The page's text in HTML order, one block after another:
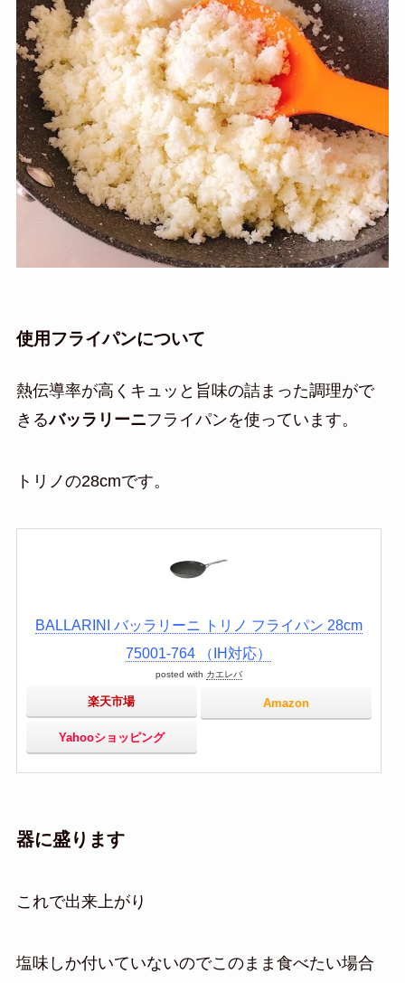
使用フライパンについて
熱伝導率が高くキュッと旨味の詰まった調理がで
きるバッラリーニフライパンを使っています。
トリノの28cmです。
BALLARINI バッラリーニ トリノ フライパン 28cm
75001-764 （IH対応）
posted with カエレバ
楽天市場 Amazon
Yahooショッピング
器に盛ります
これで出来上がり
塩味しか付いていないのでこのまま食べたい場合